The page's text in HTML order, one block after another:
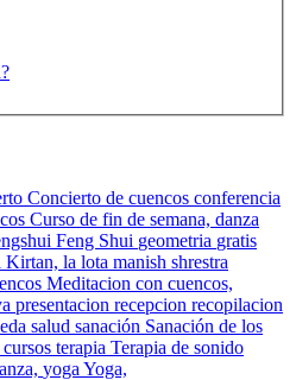
Concierto de cuencos conferencia
Curso de fin de semana, danza
Feng Shui geometria gratis
Kirtan, la lota manish shrestra
Meditacion con cuencos,
presentacion recepcion recopilacion
salud sanación Sanación de los
terapia Terapia de sonido
yoga Yoga,